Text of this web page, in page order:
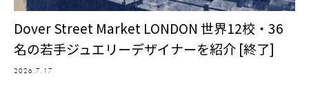
Dover Street Market LONDON 世界12校・36
名の若手ジュエリーデザイナーを紹介 [終了]
2026.7.17